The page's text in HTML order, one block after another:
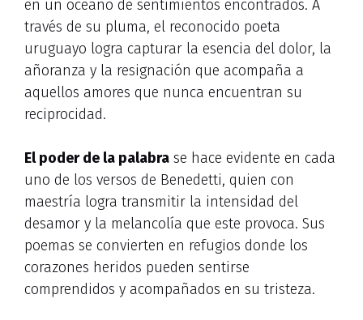
en un océano de sentimientos encontrados. A
través de su pluma, el reconocido poeta
uruguayo logra capturar la esencia del dolor, la
añoranza y la resignación que acompaña a
aquellos amores que nunca encuentran su
reciprocidad.
El poder de la palabra se hace evidente en cada
uno de los versos de Benedetti, quien con
maestría logra transmitir la intensidad del
desamor y la melancolía que este provoca. Sus
poemas se convierten en refugios donde los
corazones heridos pueden sentirse
comprendidos y acompañados en su tristeza.